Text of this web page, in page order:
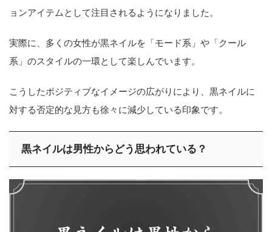
ョンアイテムとして注目されるようになりました。
実際に、多くの女性が黒ネイルを「モード系」や「クール
系」のスタイルの一環として楽しんでいます。
こうしたポジティブなイメージの広がりにより、黒ネイルに
対する否定的な見方も徐々に減少している印象です。
黒ネイルは男性からどう思われている？